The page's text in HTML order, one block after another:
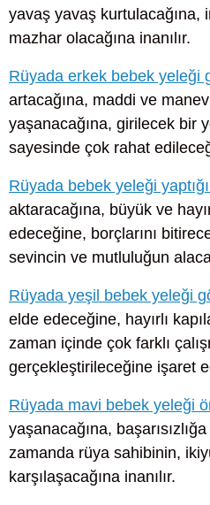
yavaş yavaş kurtulacağına,
mazhar olacağına inanılır.
Rüyada erkek bebek yeleği
artacağına, maddi ve
yaşanacağına, girilecek bir
sayesinde çok rahat
Rüyada bebek yeleği
aktaracağına, büyük ve
edeceğine, borçlarını
sevincin ve mutluluğun
Rüyada yeşil bebek yeleği
elde edeceğine, hayırlı
zaman içinde çok farklı
gerçekleştirileceğine işaret
Rüyada mavi bebek yeleği
yaşanacağına,
zamanda rüya sahibinin,
karşılaşacağına inanılır.